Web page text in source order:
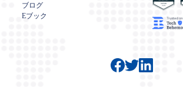
ブログ
Eブック